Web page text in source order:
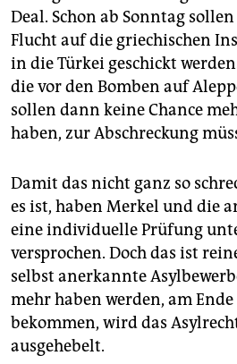
Deal. Schon ab Sonntag
Flucht auf die griechischen
in die Türkei geschickt
die vor den Bomben auf
sollen dann keine Chance
haben, zur Abschreckung
Damit das nicht ganz so
es ist, haben Merkel und die
eine individuelle Prüfung
versprochen. Doch das ist
selbst anerkannte
mehr haben werden, am
bekommen, wird das
ausgehebelt.